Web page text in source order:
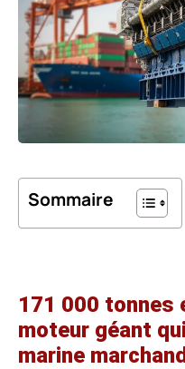
Sommaire
171 000 tonnes
moteur géant
marine